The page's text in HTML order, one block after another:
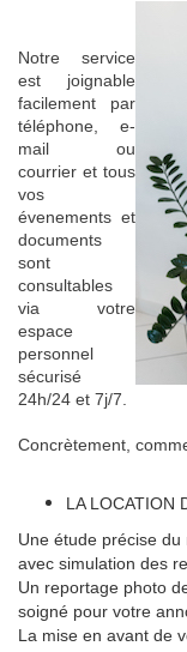
Notre service
est joignable
facilement par
téléphone, e-
mail ou
courrier et tous
vos
évenements et
documents
sont
consultables
via votre
espace
personnel
sécurisé
24h/24 et 7j/7.
Concrètement,
LA LOCATION
Une étude précise
avec simulation des
Un reportage photo
soigné pour votre
La mise en avant de